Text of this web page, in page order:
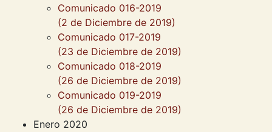
Comunicado 016-2019
(2 de Diciembre de 2019)
Comunicado 017-2019
(23 de Diciembre de 2019)
Comunicado 018-2019
(26 de Diciembre de 2019)
Comunicado 019-2019
(26 de Diciembre de 2019)
Enero 2020